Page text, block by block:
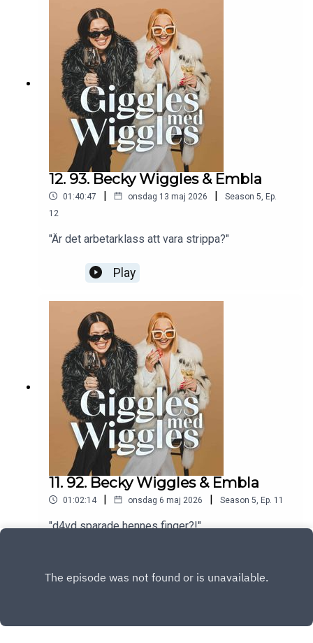
12. 93. Becky Wiggles & Embla
01:40:47 | onsdag 13 maj 2026 | Season 5 Ep.
12
"Är det arbetarklass att vara strippa?"
Play
11. 92. Becky Wiggles & Embla
01:02:14 | onsdag 6 maj 2026 | Season 5, Ep. 11
"d4vd sparade hennes finger?!"